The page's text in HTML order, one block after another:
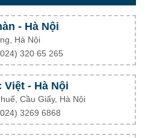
- Hà Nội
Hà Nội
320 65 265
Việt - Hà Nội
Cầu Giấy, Hà Nội
3269 6868